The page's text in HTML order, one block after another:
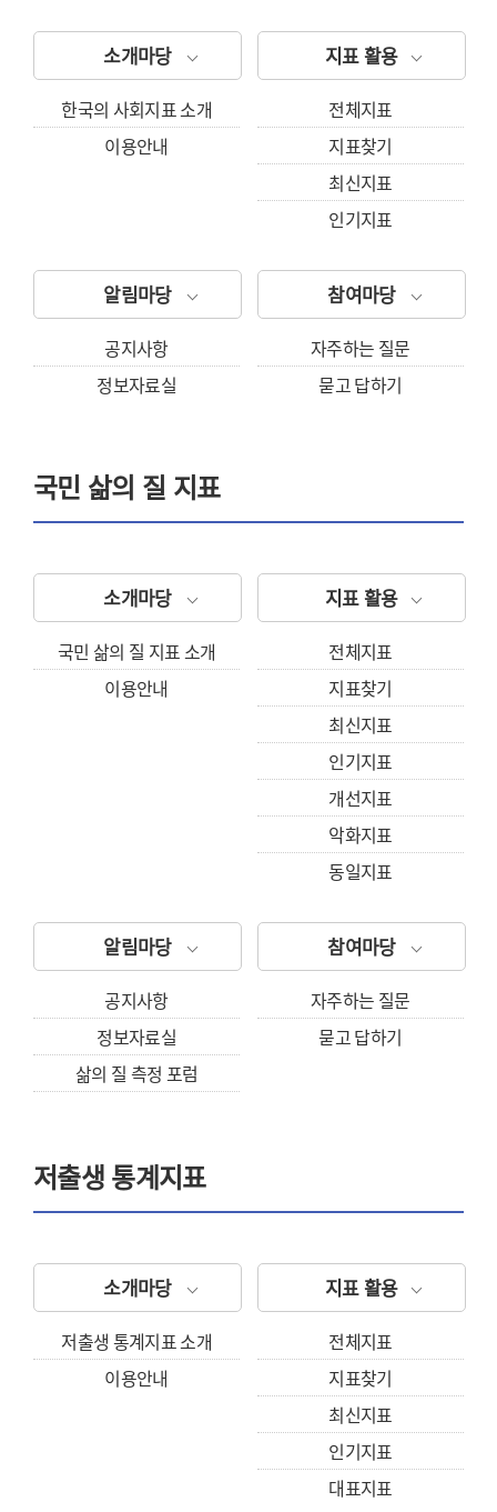
소개마당
한국의 사회지표 소개
이용안내
지표 활용
전체지표
지표찾기
최신지표
인기지표
알림마당
공지사항
정보자료실
참여마당
자주하는 질문
묻고 답하기
국민 삶의 질 지표
소개마당
국민 삶의 질 지표 소개
이용안내
지표 활용
전체지표
지표찾기
최신지표
인기지표
개선지표
악화지표
동일지표
알림마당
공지사항
정보자료실
삶의 질 측정 포럼
참여마당
자주하는 질문
묻고 답하기
저출생 통계지표
소개마당
저출생 통계지표 소개
이용안내
지표 활용
전체지표
지표찾기
최신지표
인기지표
대표지표